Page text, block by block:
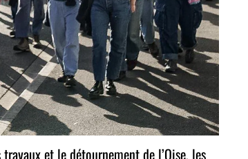
et le détournement de l’Oise, les